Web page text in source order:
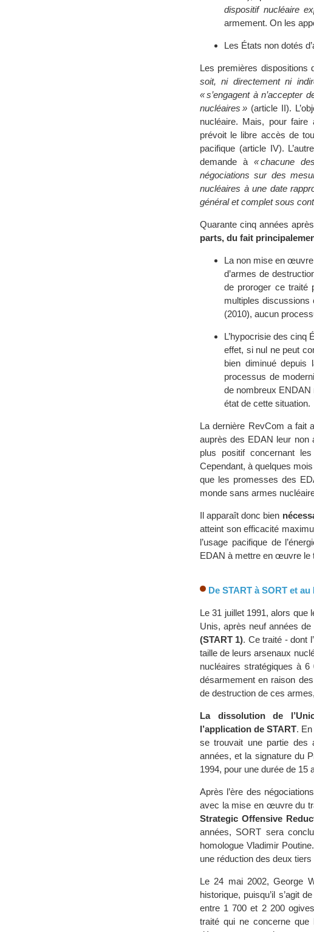
dispositif nucléaire
armement. On les
Les États non dotés
Les premières
soit, ni directement ni
« s’engagent à n’accepter
nucléaires » (article II).
nucléaire. Mais, pour
prévoit le libre accès de
pacifique (article IV).
demande à « chacune
négociations sur des
nucléaires à une date
général et complet sous
Quarante cinq années
parts, du fait
La non mise en œuvre
d’armes de
de proroger ce traité
multiples discussions
(2010), aucun
L’hypocrisie des cinq
effet, si nul ne peut
bien diminué
processus de
de nombreux ENDAN
état de cette situation.
La dernière RevCom a fait
auprès des EDAN leur non
plus positif concernant
Cependant, à quelques
que les promesses des
monde sans armes
Il apparaît donc bien
atteint son efficacité
l’usage pacifique de
EDAN à mettre en œuvre le
De START à SORT et
Le 31 juillet 1991, alors que
Unis, après neuf années
(START 1). Ce traité - dont
taille de leurs arsenaux
nucléaires stratégiques à
désarmement en raison
de destruction de ces
La dissolution de
l’application de START.
se trouvait une partie des
années, et la signature du
1994, pour une durée de 15
Après l’ère des
avec la mise en œuvre du
Strategic Offensive
années, SORT sera
homologue Vladimir
une réduction des deux
Le 24 mai 2002, George
historique, puisqu’il s’agit
entre 1 700 et 2 200
traité qui ne concerne